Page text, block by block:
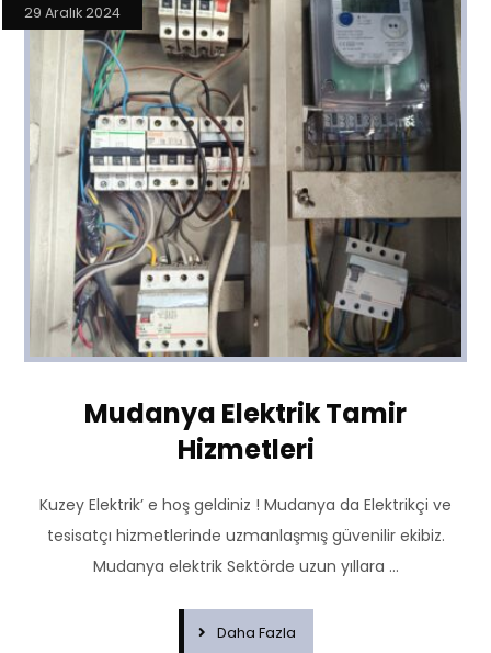
Mudanya Elektrik Tamir
Hizmetleri
29 Aralık 2024
Kuzey Elektrik’ e hoş geldiniz ! Mudanya da Elektrikçi ve
tesisatçı hizmetlerinde uzmanlaşmış güvenilir ekibiz.
Mudanya elektrik Sektörde uzun yıllara ...
Daha Fazla